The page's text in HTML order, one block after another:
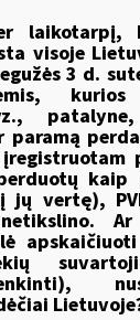
laikotarpį,
visoje
3 d.
patalyne,
kaip
jų vertę),